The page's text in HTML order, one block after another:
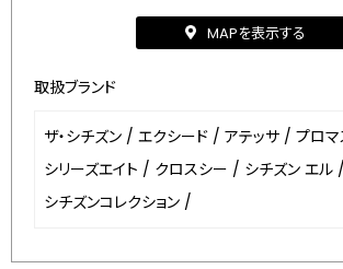
MAPを表示する
取扱ブランド
ザ・シチズン / エクシード / アテッサ / プロマ
シリーズエイト / クロスシー / シチズン エル /
シチズンコレクション /